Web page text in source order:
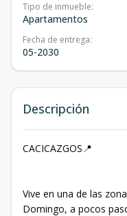
Tipo de inmueble:
Apartamentos
Fecha de entrega:
05-2030
Descripción
CACICAZGOS📍
Vive en una de las
Domingo, a pocos